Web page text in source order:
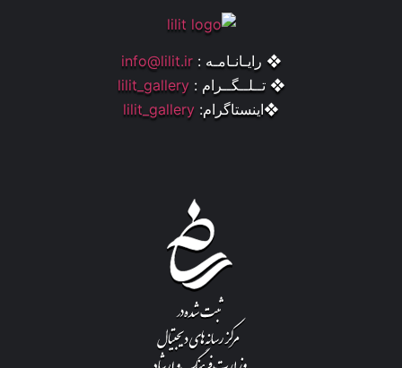
❖ رایـانـامـه : info@lilit.ir
❖ تــلــگــرام : lilit_gallery
❖اینستاگرام: lilit_gallery